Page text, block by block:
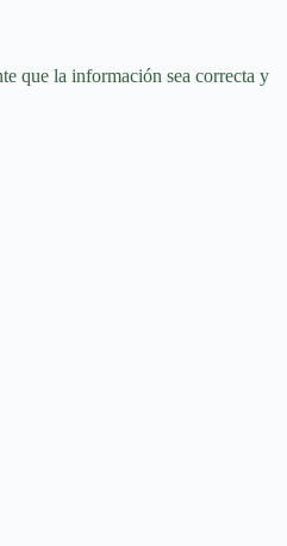
que la información sea correcta y